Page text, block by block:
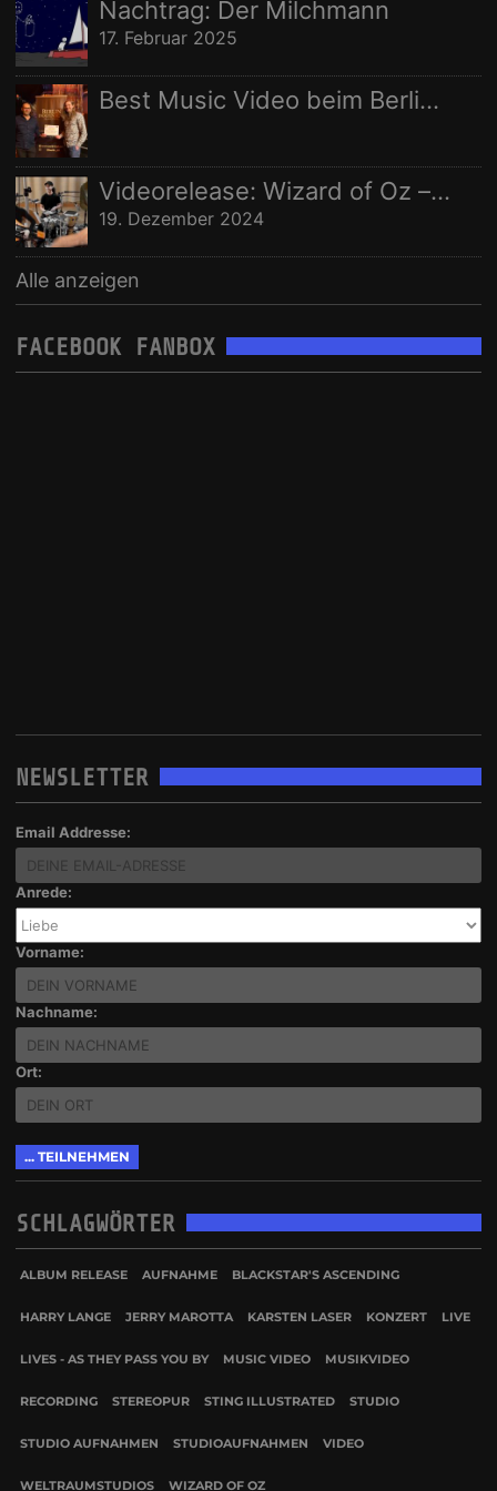
Nachtrag: Der Milchmann
17. Februar 2025
Best Music Video beim Berlin Independent Film Festival
Videorelease: Wizard of Oz – feat. Rhani Krija, Michalina Malisz & Ross Ainslie
19. Dezember 2024
Alle anzeigen
FACEBOOK FANBOX
NEWSLETTER
Email Addresse:
Anrede:
Vorname:
Nachname:
Ort:
SCHLAGWÖRTER
ALBUM RELEASE AUFNAHME BLACKSTAR'S ASCENDING
HARRY LANGE JERRY MAROTTA KARSTEN LASER KONZERT LIVE
LIVES - AS THEY PASS YOU BY MUSIC VIDEO MUSIKVIDEO
RECORDING STEREOPUR STING ILLUSTRATED STUDIO
STUDIO AUFNAHMEN STUDIOAUFNAHMEN VIDEO
WELTRAUMSTUDIOS WIZARD OF OZ